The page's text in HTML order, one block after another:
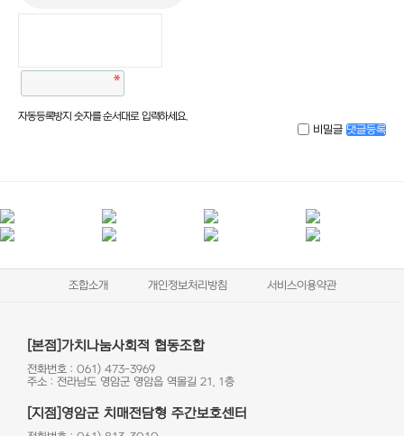
자동등록방지 숫자를 순서대로 입력하세요.
비밀글 댓글등록
조합소개 개인정보처리방침 서비스이용약관
[본점]가치나눔사회적 협동조합
전화번호 : 061) 473-3969
주소 : 전라남도 영암군 영암읍 역몰길 21, 1층
[지점]영암군 치매전담형 주간보호센터